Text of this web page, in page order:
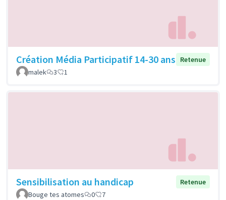
Création Média Participatif 14-30 ans
Retenue
malek
3 1
Sensibilisation au handicap
Retenue
Bouge tes atomes
0 7